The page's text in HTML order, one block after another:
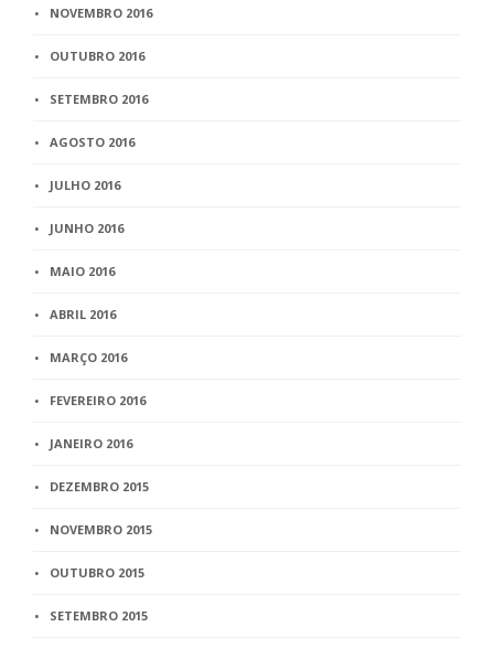
NOVEMBRO 2016
OUTUBRO 2016
SETEMBRO 2016
AGOSTO 2016
JULHO 2016
JUNHO 2016
MAIO 2016
ABRIL 2016
MARÇO 2016
FEVEREIRO 2016
JANEIRO 2016
DEZEMBRO 2015
NOVEMBRO 2015
OUTUBRO 2015
SETEMBRO 2015